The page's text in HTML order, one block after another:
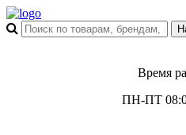
Время
ПН-ПТ